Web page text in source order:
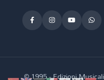
© 1995 - Edizioni